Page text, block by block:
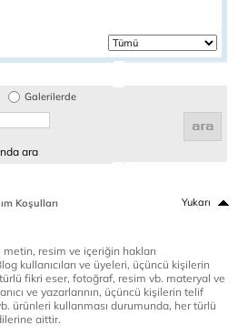
Galerilerde
ara
Koşulları Yukarı
resim ve içeriğin hakları
kullanıcıları ve üyeleri, üçüncü kişilerin
fikri eser, fotoğraf, resim vb. materyal ve
ve yazarlarının, üçüncü kişilerin telif
ürünleri kullanması durumunda, her türlü
aittir.